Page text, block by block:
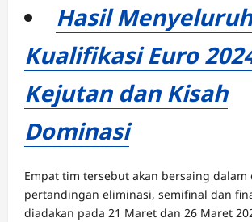
Hasil Menyeluruh
Kualifikasi Euro
Kejutan dan Kisah
Dominasi
Empat tim tersebut akan bersaing dalam
pertandingan eliminasi, semifinal dan
diadakan pada 21 Maret dan 26 Maret